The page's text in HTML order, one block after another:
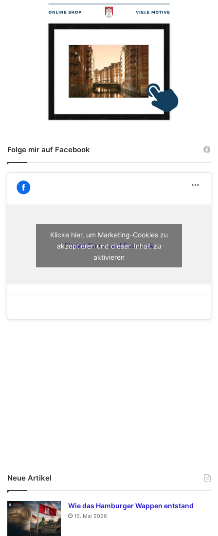
Folge mir auf Facebook
Finden Sie uns auf Facebook
Klicke hier, um Marketing-Cookies zu
akzeptieren und diesen Inhalt zu
aktivieren
Neue Artikel
Wie das Hamburger Wappen entstand
16. Mai 2026